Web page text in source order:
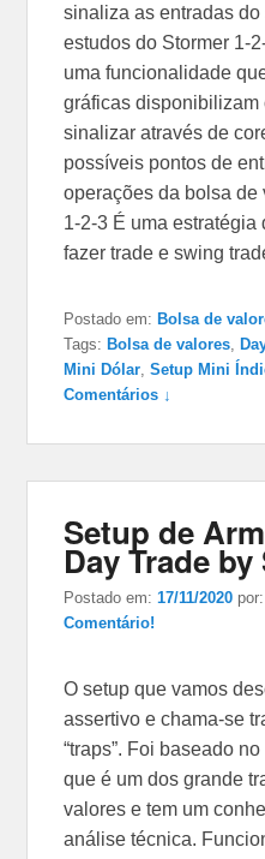
sinaliza as entradas
estudos do Stormer 1-
uma funcionalidade
gráficas disponibilizam
sinalizar através de
possíveis pontos de
operações da bolsa de
1-2-3 É uma estratégia
fazer trade e swing
Postado em: Bolsa de
Tags: Bolsa de valores
Mini Dólar ,Setup Mini
Comentários ↓
Setup de
Day Trade
Postado em:17/11/2020
Comentário!
O setup que vamos
assertivo e chama-se
“traps”. Foi baseado
que é um dos grande
valores e tem um
análise técnica.